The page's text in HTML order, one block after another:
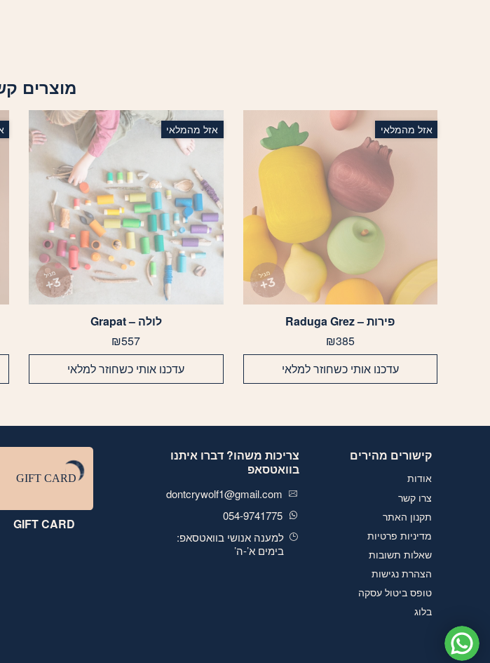
מוצרים
אזל מהמלאי
פירות – Raduga Grez
₪385
עדכנו אותי כשחוזר למלאי
אזל מהמלאי
לולה – Grapat
₪557
עדכנו אותי כשחוזר למלאי
קישורים מהירים
אודות
צרו קשר
תקנון האתר
מדיניות פרטיות
שאלות תשובות
הצהרת נגישות
טופס ביטול עסקה
בלוג
צריכות משהו? דברו איתנו
בוואטסאפ
dontcrywolf1@gmail.com
054-9741775
למענה אנושי בוואטסאפ:
בימים א’-ה’
GIFT CARD